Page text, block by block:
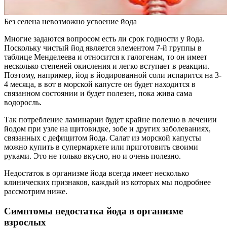
Без селена невозможно усвоение йода
Многие задаются вопросом есть ли срок годности у йода.
Поскольку чистый йод является элементом 7-й группы в
таблице Менделеева и относится к галогенам, то он имеет
несколько степеней окисления и легко вступает в реакции.
Поэтому, например, йод в йодированной соли испарится на 3-
4 месяца, в вот в морской капусте он будет находится в
связанном состоянии и будет полезен, пока жива сама
водоросль.
Так потребление ламинарии будет крайне полезно в лечении
йодом при узле на щитовидке, зобе и других заболеваниях,
связанных с дефицитом йода. Салат из морской капусты
можно купить в супермаркете или приготовить своими
руками. Это не только вкусно, но и очень полезно.
Недостаток в организме йода всегда имеет несколько
клинических признаков, каждый из которых мы подробнее
рассмотрим ниже.
Симптомы недостатка йода в организме
взрослых